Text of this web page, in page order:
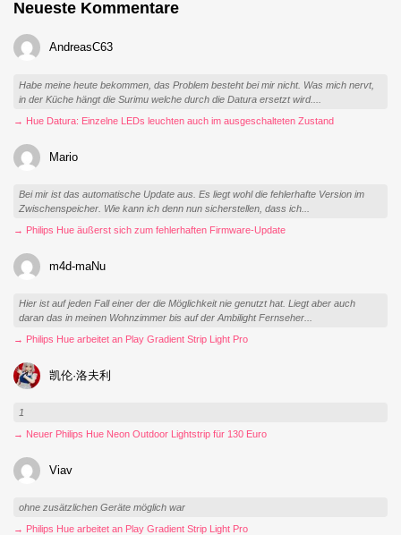
Neueste Kommentare
AndreasC63
Habe meine heute bekommen, das Problem besteht bei mir nicht. Was mich nervt,
in der Küche hängt die Surimu welche durch die Datura ersetzt wird....
→ Hue Datura: Einzelne LEDs leuchten auch im ausgeschalteten Zustand
Mario
Bei mir ist das automatische Update aus. Es liegt wohl die fehlerhafte Version im
Zwischenspeicher. Wie kann ich denn nun sicherstellen, dass ich...
→ Philips Hue äußerst sich zum fehlerhaften Firmware-Update
m4d-maNu
Hier ist auf jeden Fall einer der die Möglichkeit nie genutzt hat. Liegt aber auch
daran das in meinen Wohnzimmer bis auf der Ambilight Fernseher...
→ Philips Hue arbeitet an Play Gradient Strip Light Pro
凯伦·洛夫利
1
→ Neuer Philips Hue Neon Outdoor Lightstrip für 130 Euro
Viav
ohne zusätzlichen Geräte möglich war
→ Philips Hue arbeitet an Play Gradient Strip Light Pro